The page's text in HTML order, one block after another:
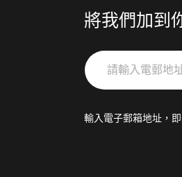
將我們加到
請
輸
郵
輸入電子郵箱地址，